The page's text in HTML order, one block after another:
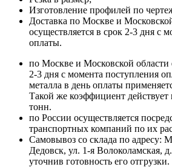
Изготовление профилей по
Доставка по Москве и
осуществляется в срок 2-3 дня с
оплаты.
по Москве и Московской области
2-3 дня с момента поступления
металла в день оплаты
Такой же коэффициент
тонн.
по России осуществляется
транспортных компаний по их
Самовывоз со склада по адресу:
Дедовск, ул. 1-я Волоколамская,
уточнив готовность его отгрузки.